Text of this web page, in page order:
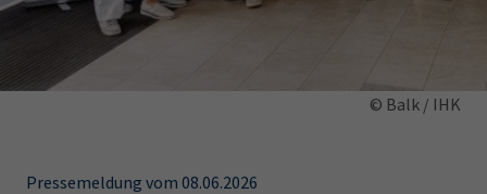
Leichte Sprache
IHK regional
AdA
34d
Prüfungstermine
Wirtschaftsfachwirt
Sachkundeprüfung
Berichtsheft
AEVO
© Balk / IHK
Pressemeldung vom 08.06.2026